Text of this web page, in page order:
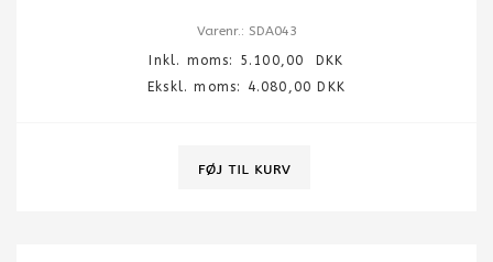
Varenr.: SDA043
Inkl. moms: 5.100,00
DKK
Ekskl. moms: 4.080,00 DKK